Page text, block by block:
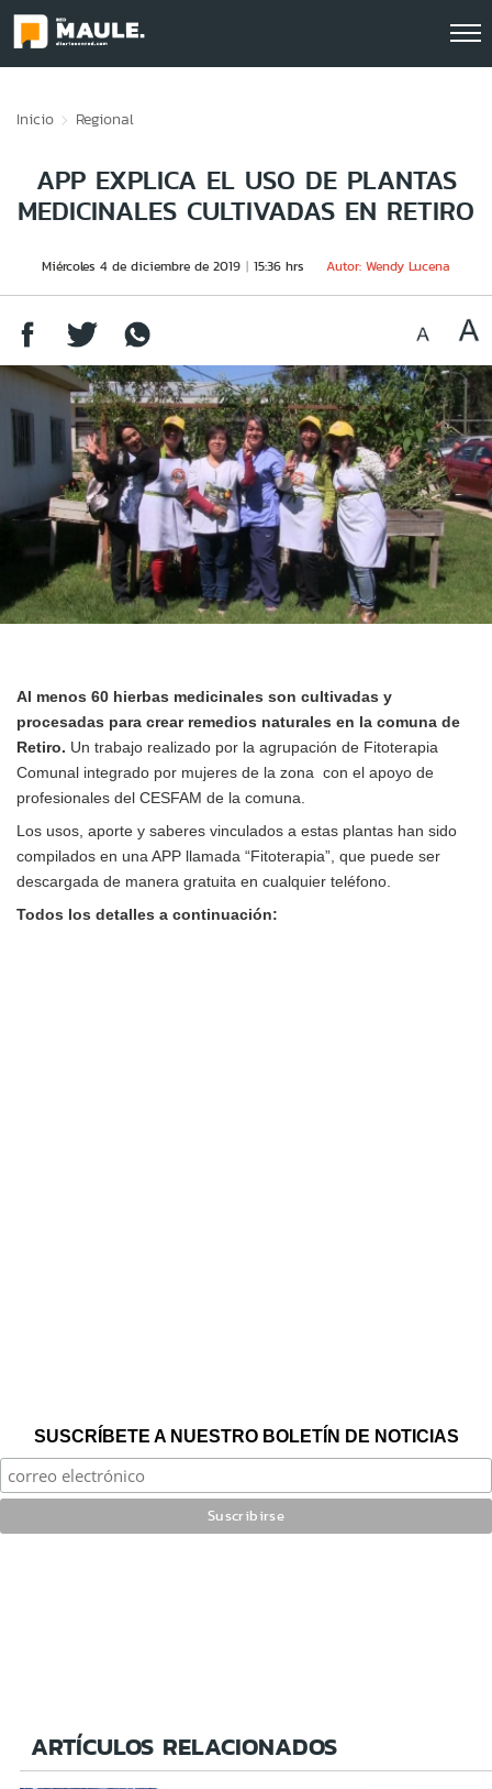
Inicio Regional
APP EXPLICA EL USO DE PLANTAS
MEDICINALES CULTIVADAS EN RETIRO
Miércoles 4 de diciembre de 2019 15:36 hrs Autor: Wendy Lucena
Al menos 60 hierbas medicinales son cultivadas y
procesadas para crear remedios naturales en la comuna de
Retiro. Un trabajo realizado por la agrupación de Fitoterapia
Comunal integrado por mujeres de la zona con el apoyo de
profesionales del CESFAM de la comuna.
Los usos, aporte y saberes vinculados a estas plantas han sido
compilados en una APP llamada “Fitoterapia”, que puede ser
descargada de manera gratuita en cualquier teléfono.
Todos los detalles a continuación:
SUSCRÍBETE A NUESTRO BOLETÍN DE NOTICIAS
ARTÍCULOS RELACIONADOS